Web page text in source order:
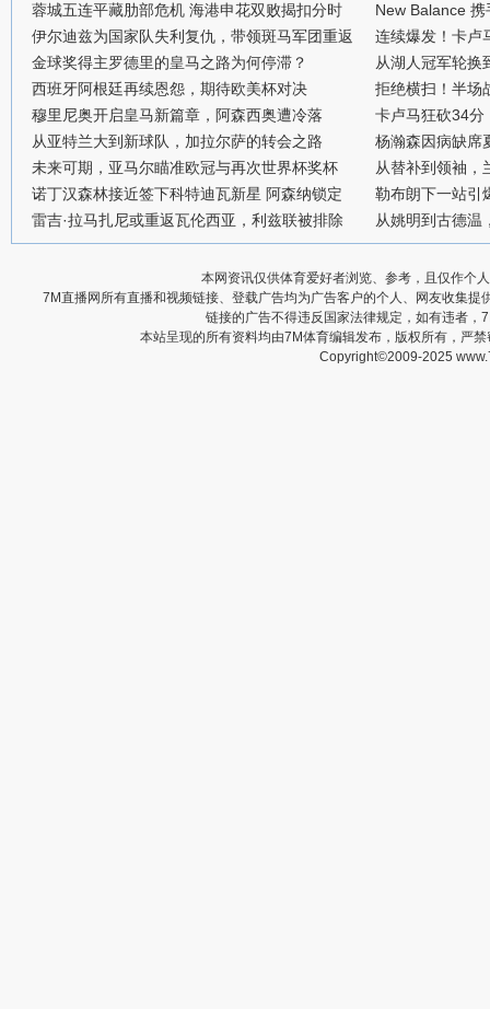
蓉城五连平藏肋部危机 海港申花双败揭扣分时
伊尔迪兹为国家队失利复仇，带领斑马军团重返
金球奖得主罗德里的皇马之路为何停滞？
西班牙阿根廷再续恩怨，期待欧美杯对决
穆里尼奥开启皇马新篇章，阿森西奥遭冷落
从亚特兰大到新球队，加拉尔萨的转会之路
未来可期，亚马尔瞄准欧冠与再次世界杯奖杯
诺丁汉森林接近签下科特迪瓦新星 阿森纳锁定
雷吉·拉马扎尼或重返瓦伦西亚，利兹联被排除
New Balance
连续爆发！卡卢
从湖人冠军轮换
拒绝横扫！半场
卡卢马狂砍34分
杨瀚森因病缺席
从替补到领袖，
勒布朗下一站引
从姚明到古德温
本网资讯仅供体育爱好者浏览、参考，且仅作个
7M直播网所有直播和视频链接、登载广告均为广告客户的个人、网友收集
链接的广告不得违反国家法律规定，如有违者
本站呈现的所有资料均由7M体育编辑发布，版权所有，严
Copyright©2009-2025